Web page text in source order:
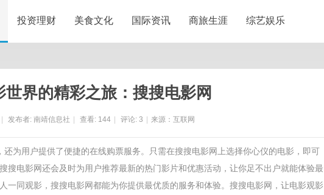
投资理财 美食文化 国际资讯 商旅生涯 综艺娱乐
世界的精彩之旅：搜搜电影网
发布者: 南靖信息社 查看: 144 评论: 3 来源：互联网
为用户提供了便捷的在线购票服务。只需在搜搜电影网上选择你心仪的电影，即可
搜电影网还会及时为用户推荐最新的热门影片和优惠活动，让你足不出户就能体验最
一同观影，搜搜电影网都能为你提供最优质的服务和体验。搜搜电影网，让电影观影